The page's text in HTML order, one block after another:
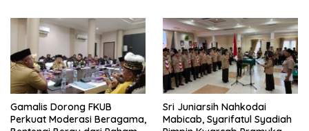
Gamalis Dorong FKUB
Perkuat Moderasi Beragama,
Sri Juniarsih Nahkodai
Mabicab, Syarifatul Syadiah